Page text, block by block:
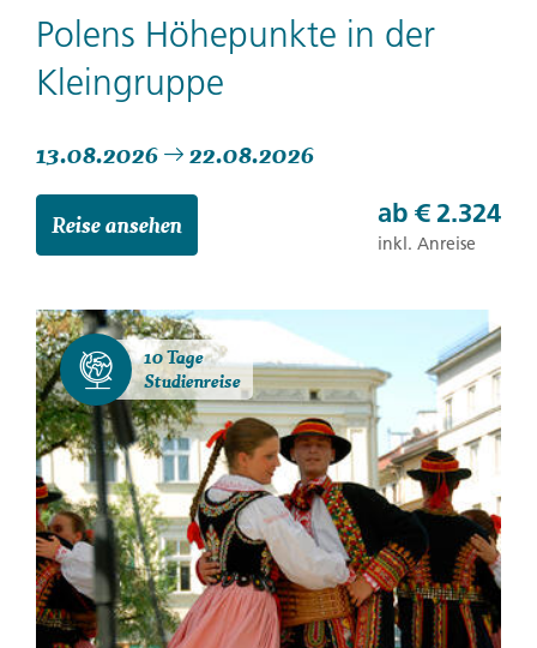
Polens Höhepunkte in der
Kleingruppe
13.08.2026 22.08.2026
Reise ansehen ab € 2.324
inkl. Anreise
10 Tage
Studienreise